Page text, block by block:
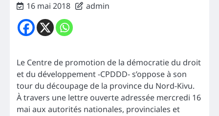
16 mai 2018 admin
Le Centre de promotion de la démocratie du droit
et du développement -CPDDD- s’oppose à son
tour du découpage de la province du Nord-Kivu.
À travers une lettre ouverte adressée mercredi 16
mai aux autorités nationales, provinciales et